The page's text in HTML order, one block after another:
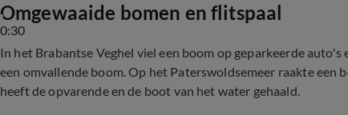
0:30
Omgewaaide bomen en flitspaal
In het Brabantse Veghel viel een boom op geparkeerde
een omvallende boom. Op het Paterswoldsemeer raakte
heeft de opvarende en de boot van het water gehaald.